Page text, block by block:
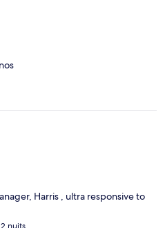
Harris , ultra responsive to
nuits